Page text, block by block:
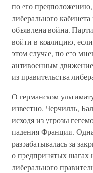
по его
либерального кабинета
объявлена война.
войти в коалицию,
этом случае, по его
антивоенным
из правительства
О германском
известно. Черчилль,
исходя из угрозы
падения Франции.
разрабатывалась за
о предпринятых шагах
либерального